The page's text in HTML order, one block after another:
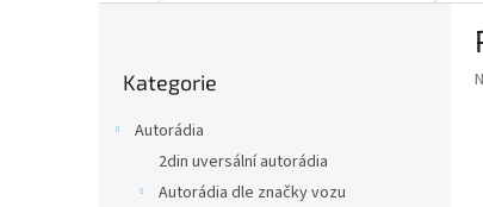
kategorie
Kategorie
Autorádia
2din uversální autorádia
Autorádia dle značky vozu